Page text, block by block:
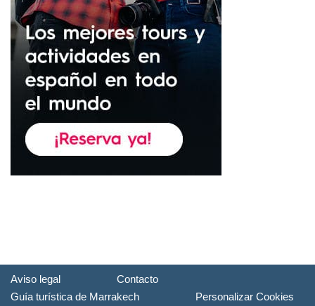
Aviso legal
Contacto
Guía turística de Marrakech
Personalizar Cookies